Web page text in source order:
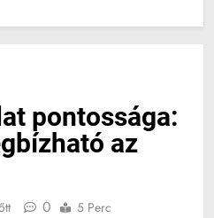
pontossága:
az
0 5 Perc